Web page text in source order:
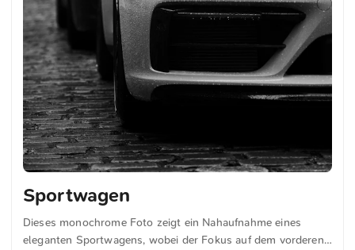
Sportwagen
Dieses monochrome Foto zeigt ein Nahaufnahme eines
eleganten Sportwagens, wobei der Fokus auf dem vorderen